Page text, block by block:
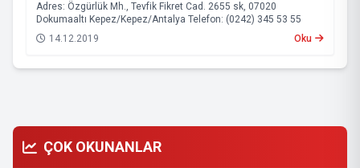
Adres: Özgürlük Mh., Tevfik Fikret Cad. 2655 sk, 07020
Dokumaaltı Kepez/Kepez/Antalya Telefon: (0242) 345 53 55
14.12.2019
Oku
ÇOK OKUNANLAR